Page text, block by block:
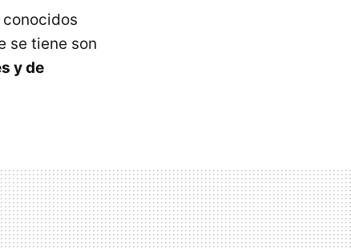
se tiene son
y de